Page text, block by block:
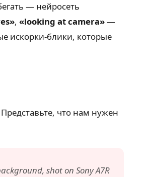
— нейросеть
, «looking at camera»—
искорки-блики, которые
что нам нужен
shot on Sony A7R